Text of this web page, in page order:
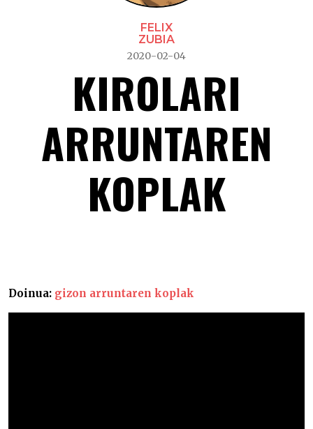
FELIX
ZUBIA
2020-02-04
KIROLARI
ARRUNTAREN
KOPLAK
Doinua: gizon arruntaren koplak